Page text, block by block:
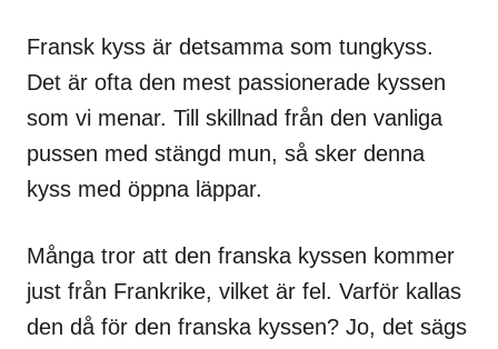
Fransk kyss är detsamma som tungkyss.
Det är ofta den mest passionerade kyssen
som vi menar. Till skillnad från den vanliga
pussen med stängd mun, så sker denna
kyss med öppna läppar.
Många tror att den franska kyssen kommer
just från Frankrike, vilket är fel. Varför kallas
den då för den franska kyssen? Jo, det sägs